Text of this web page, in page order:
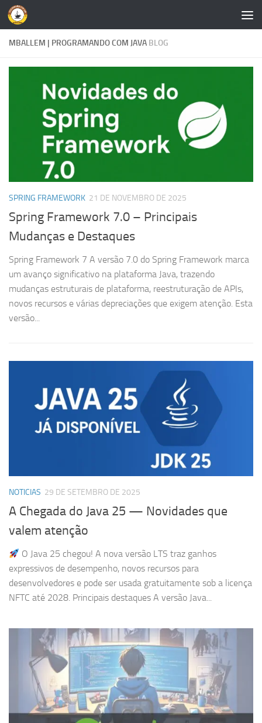
Skip to content
MBALLEM | PROGRAMANDO COM JAVA BLOG
SPRING FRAMEWORK 21 DE NOVEMBRO DE 2025
Spring Framework 7.0 – Principais
Mudanças e Destaques
Spring Framework 7 A versão 7.0 do Spring Framework marca
um avanço significativo na plataforma Java, trazendo
mudanças estruturais de plataforma, reestruturação de APIs,
novos recursos e várias depreciações que exigem atenção. Esta
versão...
NOTICIAS 29 DE SETEMBRO DE 2025
A Chegada do Java 25 — Novidades que
valem atenção
O Java 25 chegou! A nova versão LTS traz ganhos
expressivos de desempenho, novos recursos para
desenvolvedores e pode ser usada gratuitamente sob a licença
NFTC até 2028. Principais destaques A versão Java...